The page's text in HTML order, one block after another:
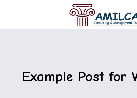
Example Post for